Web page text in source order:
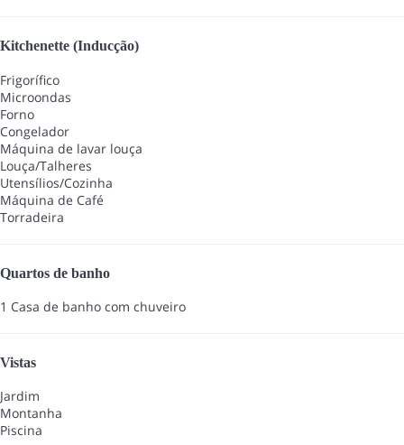
Kitchenette (Inducção)
Frigorífico
Microondas
Forno
Congelador
Máquina de lavar louça
Louça/Talheres
Utensílios/Cozinha
Máquina de Café
Torradeira
Quartos de banho
1 Casa de banho com chuveiro
Vistas
Jardim
Montanha
Piscina